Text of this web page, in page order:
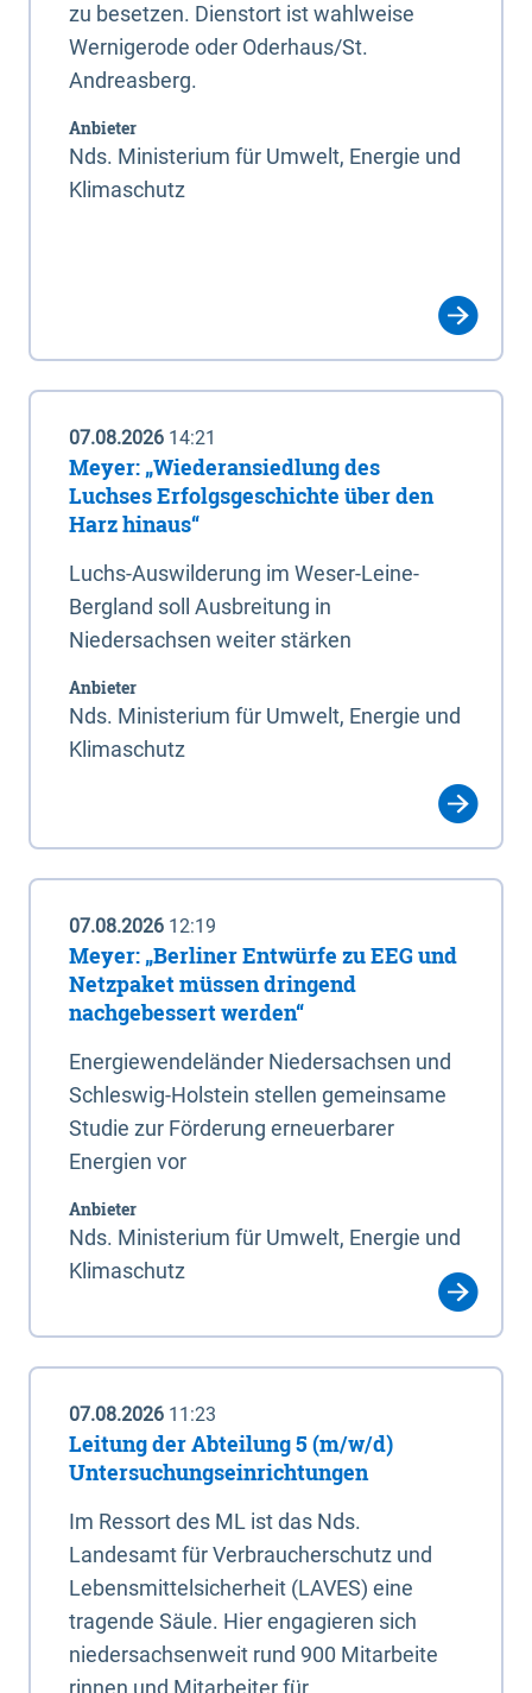
zu besetzen. Dienstort ist wahlweise
Wernigerode oder Oderhaus/St.
Andreasberg.
Anbieter
Nds. Ministerium für Umwelt, Energie und
Klimaschutz
07.08.2026 14:21
Meyer: „Wiederansiedlung des
Luchses Erfolgsgeschichte über den
Harz hinaus“
Luchs-Auswilderung im Weser-Leine-
Bergland soll Ausbreitung in
Niedersachsen weiter stärken
Anbieter
Nds. Ministerium für Umwelt, Energie und
Klimaschutz
07.08.2026 12:19
Meyer: „Berliner Entwürfe zu EEG und
Netzpaket müssen dringend
nachgebessert werden“
Energiewendeländer Niedersachsen und
Schleswig-Holstein stellen gemeinsame
Studie zur Förderung erneuerbarer
Energien vor
Anbieter
Nds. Ministerium für Umwelt, Energie und
Klimaschutz
07.08.2026 11:23
Leitung der Abteilung 5 (m/w/d)
Untersuchungseinrichtungen
Im Ressort des ML ist das Nds.
Landesamt für Verbraucherschutz und
Lebensmittelsicherheit (LAVES) eine
tragende Säule. Hier engagieren sich
niedersachsenweit rund 900 Mitarbeite